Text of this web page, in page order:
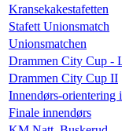
Kransekakestafetten
Stafett Unionsmatch
Unionsmatchen
Drammen City Cup -
Drammen City Cup II
Innendørs-orientering
Finale innendørs